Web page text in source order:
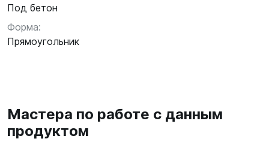
Под бетон
Форма:
Прямоугольник
Мастера по работе с данным
продуктом